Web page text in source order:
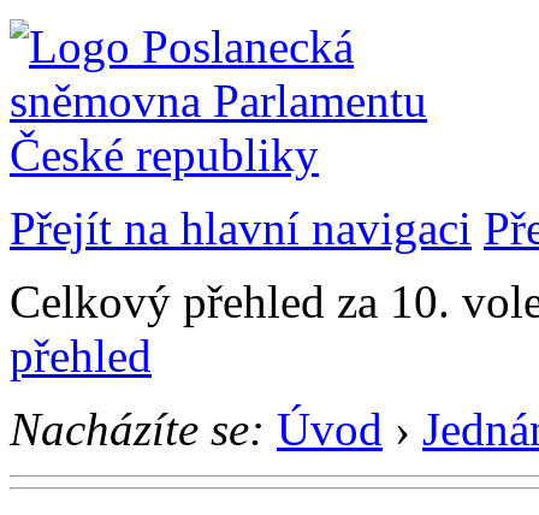
Přejít na hlavní navigaci
Celkový přehled za 10.
přehled
Nacházíte se: Úvod ›